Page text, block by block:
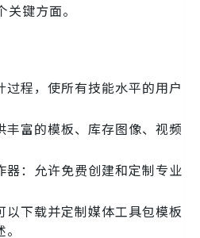
键方面。
过程，使所有技能水平的用户
丰富的模板、库存图像、视频
器：允许免费创建和定制专业
以下载并定制媒体工具包模板